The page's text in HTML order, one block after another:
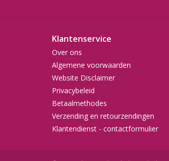
Klantenservice
Over ons
Algemene voorwaarden
Website Disclaimer
Privacybeleid
Betaalmethodes
Verzending en retourzendingen
Klantendienst - contactformulier